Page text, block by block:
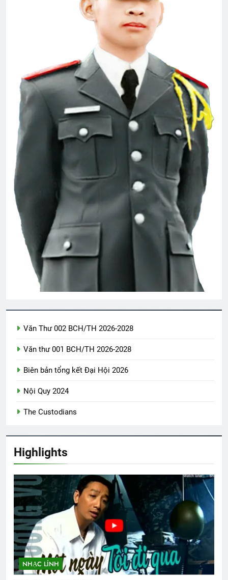
2 Years Ago 2 Years Ago
Nỗi Niềm Ngày Cuối Năm
3 Years Ago
CSVSQ Đinh Viết Hạp K13
2 Years Ago
Xuân trong rừng thẳm
Liên Đoàn 81 Biệt Cách Nhảy Dù
2 Years Ago
2 Years Ago
CSVSQ Nguyễn Hoài Ân K22
2 Years Ago
Văn Thư 002 BCH/TH 2026-2028
Văn thư 001 BCH/TH 2026-2028
Biên bản tổng kết Đại Hội 2026
Nội Quy 2024
The Custodians
Highlights
NHẠC LÍNH